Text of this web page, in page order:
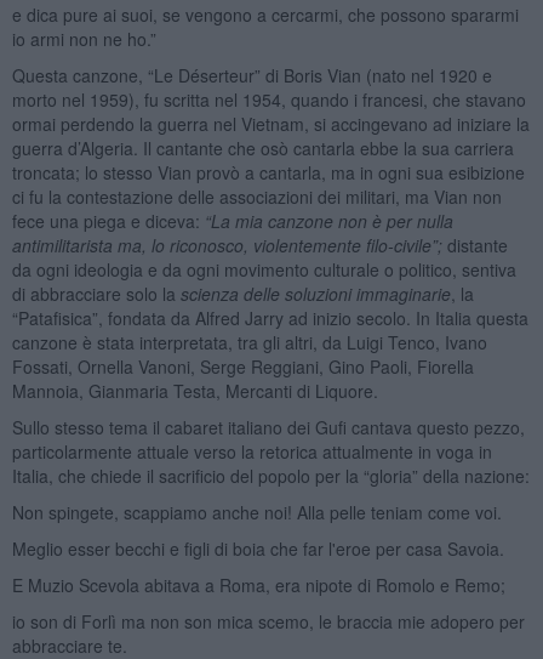
e dica pure ai suoi, se vengono a cercarmi, che possono spararmi
io armi non ne ho.”
Questa canzone, “Le Déserteur” di Boris Vian (nato nel 1920 e
morto nel 1959), fu scritta nel 1954, quando i francesi, che stavano
ormai perdendo la guerra nel Vietnam, si accingevano ad iniziare la
guerra d’Algeria. Il cantante che osò cantarla ebbe la sua carriera
troncata; lo stesso Vian provò a cantarla, ma in ogni sua esibizione
ci fu la contestazione delle associazioni dei militari, ma Vian non
fece una piega e diceva: “La mia canzone non è per nulla
antimilitarista ma, lo riconosco, violentemente filo-civile”; distante
da ogni ideologia e da ogni movimento culturale o politico, sentiva
di abbracciare solo la scienza delle soluzioni immaginarie , la
“Patafisica”, fondata da Alfred Jarry ad inizio secolo. In Italia questa
canzone è stata interpretata, tra gli altri, da Luigi Tenco, Ivano
Fossati, Ornella Vanoni, Serge Reggiani, Gino Paoli, Fiorella
Mannoia, Gianmaria Testa, Mercanti di Liquore.
Sullo stesso tema il cabaret italiano dei Gufi cantava questo pezzo,
particolarmente attuale verso la retorica attualmente in voga in
Italia, che chiede il sacrificio del popolo per la “gloria” della nazione:
Non spingete, scappiamo anche noi! Alla pelle teniam come voi.
Meglio esser becchi e figli di boia che far l'eroe per casa Savoia.
E Muzio Scevola abitava a Roma, era nipote di Romolo e Remo;
io son di Forlì ma non son mica scemo, le braccia mie adopero per
abbracciare te.